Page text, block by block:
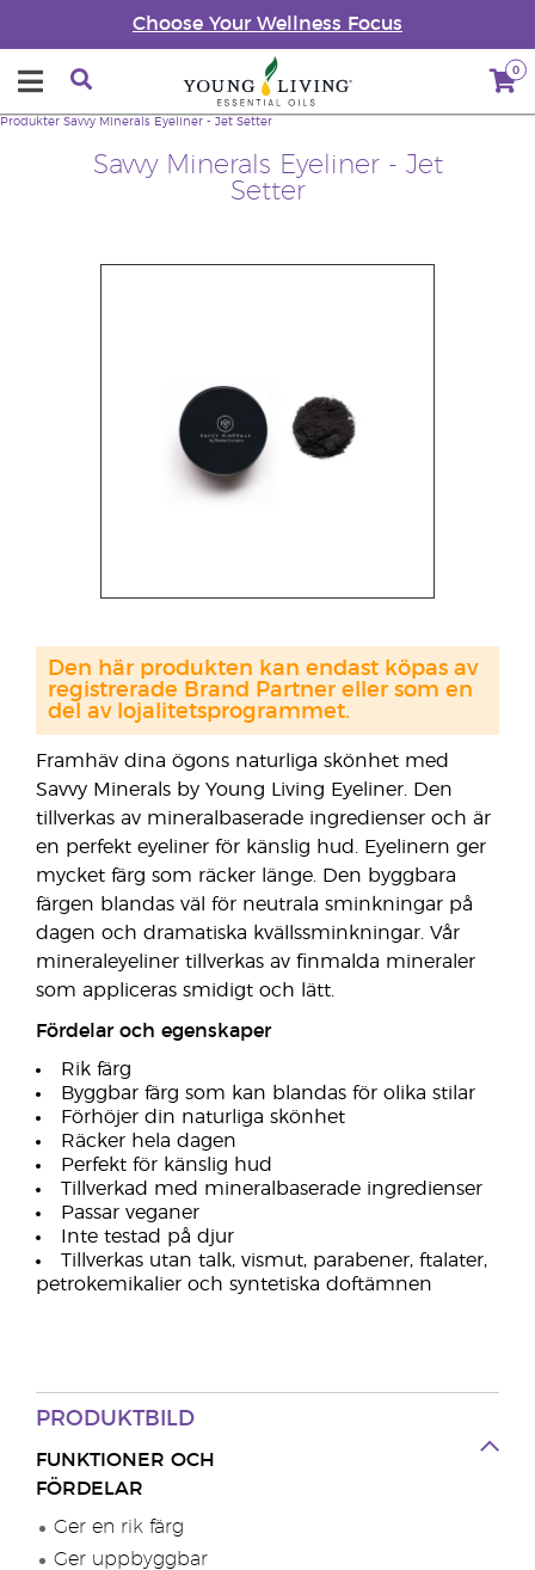
Choose Your Wellness Focus
0
Savvy Minerals Eyeliner - Jet
Setter
Produkter Savvy Minerals Eyeliner - Jet Setter
Framhäv dina ögons naturliga skönhet med
Savvy Minerals by Young Living Eyeliner. Den
tillverkas av mineralbaserade ingredienser och är
en perfekt eyeliner för känslig hud. Eyelinern ger
mycket färg som räcker länge. Den byggbara
färgen blandas väl för neutrala sminkningar på
dagen och dramatiska kvällssminkningar. Vår
mineraleyeliner tillverkas av finmalda mineraler
som appliceras smidigt och lätt.
Fördelar och egenskaper
Rik färg
Byggbar färg som kan blandas för olika stilar
Förhöjer din naturliga skönhet
Räcker hela dagen
Perfekt för känslig hud
Tillverkad med mineralbaserade ingredienser
Passar veganer
Inte testad på djur
Tillverkas utan talk, vismut, parabener, ftalater,
petrokemikalier och syntetiska doftämnen
Den här produkten kan endast köpas av
registrerade Brand Partner eller som en
del av lojalitetsprogrammet.
PRODUKTBILD
FUNKTIONER OCH
FÖRDELAR
Ger en rik färg
Ger uppbyggbar